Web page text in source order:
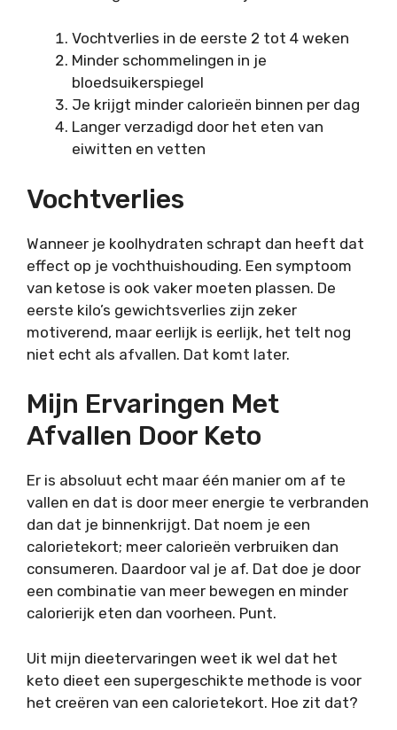
Vochtverlies in de eerste 2 tot 4 weken
Minder schommelingen in je
bloedsuikerspiegel
Je krijgt minder calorieën binnen per dag
Langer verzadigd door het eten van
eiwitten en vetten
Vochtverlies
Wanneer je koolhydraten schrapt dan heeft dat
effect op je vochthuishouding. Een symptoom
van ketose is ook vaker moeten plassen. De
eerste kilo’s gewichtsverlies zijn zeker
motiverend, maar eerlijk is eerlijk, het telt nog
niet echt als afvallen. Dat komt later.
Mijn Ervaringen Met
Afvallen Door Keto
Er is absoluut echt maar één manier om af te
vallen en dat is door meer energie te verbranden
dan dat je binnenkrijgt. Dat noem je een
calorietekort; meer calorieën verbruiken dan
consumeren. Daardoor val je af. Dat doe je door
een combinatie van meer bewegen en minder
calorierijk eten dan voorheen. Punt.
Uit mijn dieetervaringen weet ik wel dat het
keto dieet een supergeschikte methode is voor
het creëren van een calorietekort. Hoe zit dat?